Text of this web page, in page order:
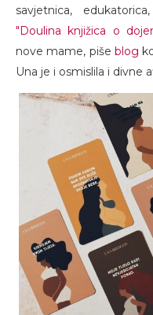
savjetnica,
"Doulina knjižica o
nove mame, piše blog
Una je i osmislila i divne